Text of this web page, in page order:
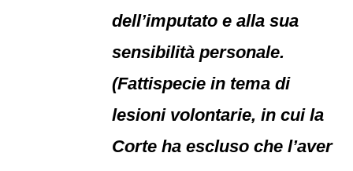
dell’imputato e alla sua
sensibilità personale.
(Fattispecie in tema di
lesioni volontarie, in cui la
Corte ha escluso che l’aver